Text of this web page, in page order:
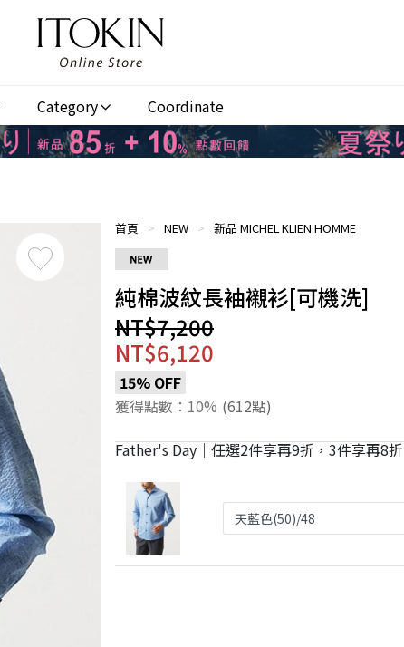
Category Coordinate
首頁 > NEW > 新品 MICHEL KLIEN HOMME
純棉波紋長袖襯衫[可機洗]
NT$7,200
NT$6,120
15% OFF
獲得點數：10% (612點)
Father's Day｜任選2件享再9折，3件享再8折